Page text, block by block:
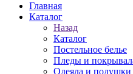
Главная
Каталог
Назад
Каталог
Постельное белье
Пледы и
Одеяла и подушки